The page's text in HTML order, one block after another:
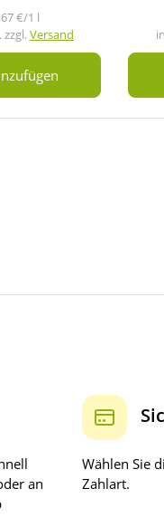
€/1 l
zzgl.Versand
an
Wählen Sie
Zahlart.